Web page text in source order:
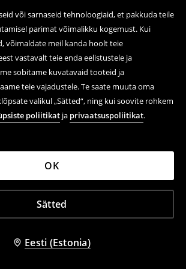
või sarnaseid tehnoloogiaid, et pakkuda teile
parimat võimalikku kogemust. Kui
võimaldate meil kanda hoolt teie
vastavalt teie enda eelistustele ja
sobitame kuvatavaid tooteid ja
teie vajadustele. Te saate muuta oma
valikul „Sätted“, ning kui soovite rohkem
poliitikat ja privaatsuspoliitikat.
Sätted
OK
Eesti (Estonia)
-57%
Carrot-stiilis teksad
12,99 EUR